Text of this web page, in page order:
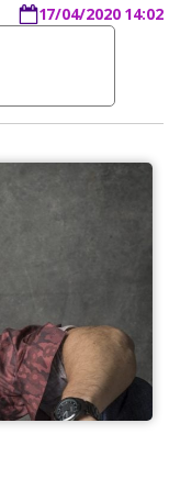
17/04/2020 14:02